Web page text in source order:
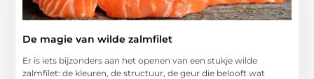
De magie van wilde zalmfilet
Er is iets bijzonders aan het openen van een stukje wilde
zalmfilet: de kleuren, de structuur, de geur die belooft wat